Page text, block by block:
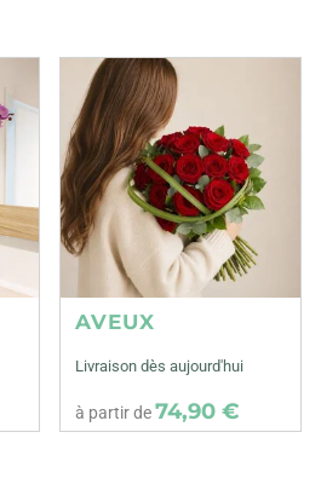
AVEUX
Livraison dès aujourd'hui
à partir de74,90 €